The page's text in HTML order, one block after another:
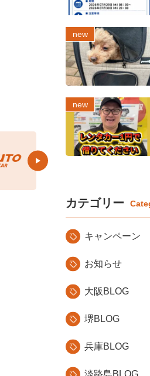
カテゴリー
キャンペーン
お知らせ
大阪BLOG
堺BLOG
兵庫BLOG
淡路島BLOG